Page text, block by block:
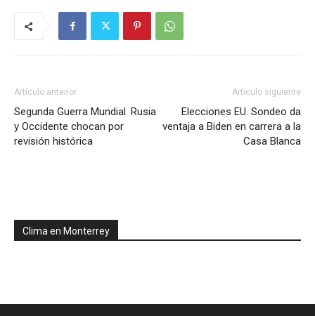
Artículo anterior
Segunda Guerra Mundial. Rusia
y Occidente chocan por
revisión histórica
Artículo siguiente
Elecciones EU. Sondeo da
ventaja a Biden en carrera a la
Casa Blanca
Clima en Monterrey